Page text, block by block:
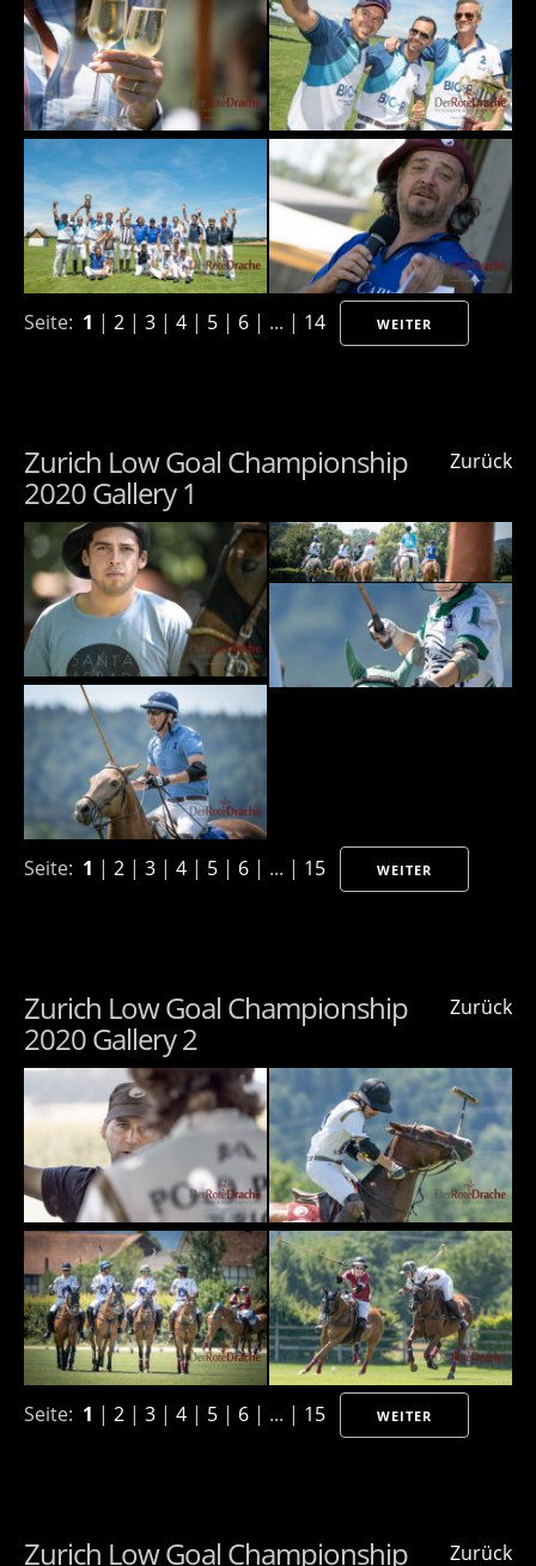
Seite: 1 | 2 | 3 | 4 | 5 | 6 | ... | 14 WEITER
Zurück
Zurich Low Goal Championship
2020 Gallery 1
Seite: 1 | 2 | 3 | 4 | 5 | 6 | ... | 15 WEITER
Zurück
Zurich Low Goal Championship
2020 Gallery 2
Seite: 1 | 2 | 3 | 4 | 5 | 6 | ... | 15 WEITER
Zurück
Zurich Low Goal Championship